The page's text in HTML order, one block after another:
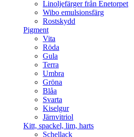
Linoljefärger från Enetorpet
Wibo emulsionsfärg
Rostskydd
Pigment
Vita
Röda
Gula
Terra
Umbra
Gröna
Blåa
Svarta
Kiselgur
Järnvitriol
Kitt, spackel, lim, harts
Schellack